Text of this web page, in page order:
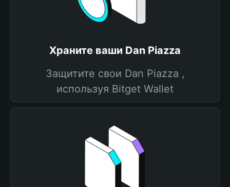
Храните ваши Dan Piazza
Защитите свои Dan Piazza ,
используя Bitget Wallet